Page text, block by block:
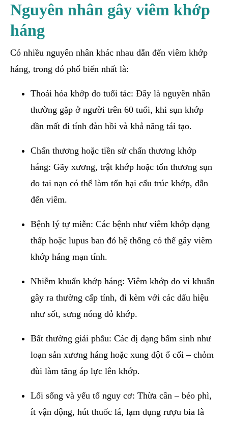
Nguyên nhân gây viêm khớp
háng
Có nhiều nguyên nhân khác nhau dẫn đến viêm khớp
háng, trong đó phổ biến nhất là:
Thoái hóa khớp do tuổi tác: Đây là nguyên nhân
thường gặp ở người trên 60 tuổi, khi sụn khớp
dần mất đi tính đàn hồi và khả năng tái tạo.
Chấn thương hoặc tiền sử chấn thương khớp
háng: Gãy xương, trật khớp hoặc tổn thương sụn
do tai nạn có thể làm tổn hại cấu trúc khớp, dẫn
đến viêm.
Bệnh lý tự miễn: Các bệnh như viêm khớp dạng
thấp hoặc lupus ban đỏ hệ thống có thể gây viêm
khớp háng mạn tính.
Nhiễm khuẩn khớp háng: Viêm khớp do vi khuẩn
gây ra thường cấp tính, đi kèm với các dấu hiệu
như sốt, sưng nóng đỏ khớp.
Bất thường giải phẫu: Các dị dạng bẩm sinh như
loạn sản xương háng hoặc xung đột ổ cối – chỏm
đùi làm tăng áp lực lên khớp.
Lối sống và yếu tố nguy cơ: Thừa cân – béo phì,
ít vận động, hút thuốc lá, lạm dụng rượu bia là